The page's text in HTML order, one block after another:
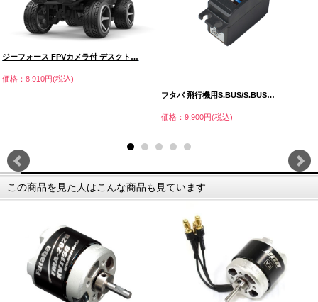
ジーフォース FPVカメラ付 デスクト…
価格：8,910円(税込)
フタバ 飛行機用S.BUS/S.BUS…
価格：9,900円(税込)
この商品を見た人はこんな商品も見ています